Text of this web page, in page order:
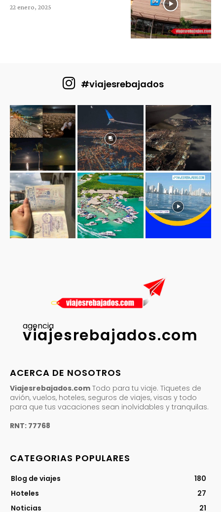
22 enero, 2025
#viajesrebajados
agencia
viajesrebajados.com
ACERCA DE NOSOTROS
Viajesrebajados.com Todo para tu viaje. Tiquetes de
avión, vuelos, hoteles, seguros de viajes, visas y todo
para que tus vacaciones sean inolvidables y tranquilas.
RNT: 77768
CATEGORIAS POPULARES
Blog de viajes
180
Hoteles
27
Noticias
21